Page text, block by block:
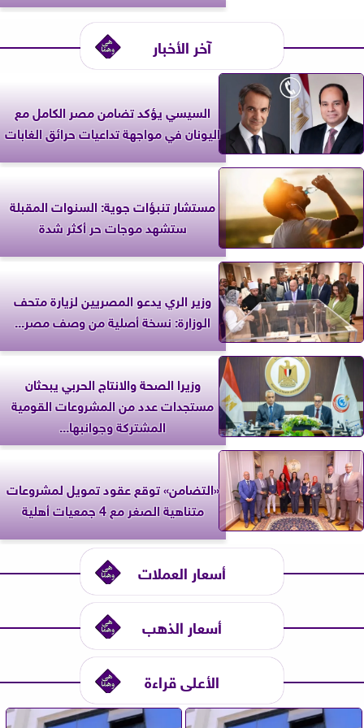
آخر الأخبار
السيسي يؤكد تضامن مصر الكامل مع
اليونان في مواجهة تداعيات حرائق الغابات
مستشار تنبؤات جوية: السنوات المقبلة
ستشهد موجات حر أكثر شدة
وزير الري يدعو المصريين لزيارة متحف
الوزارة: نسخة أصلية من وصف مصر...
وزيرا الصحة والانتاج الحربي يبحثان
مستجدات عدد من المشروعات القومية
المشتركة وجوانبها...
«التضامن» توقع عقود تمويل لمشروعات
متناهية الصغر مع 4 جمعيات أهلية
أسعار العملات
أسعار الذهب
الأعلى قراءة